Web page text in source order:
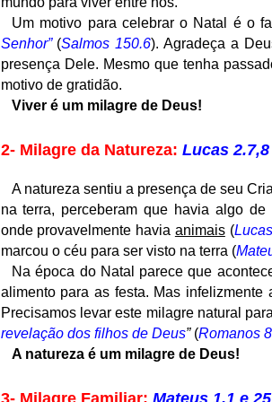
Um motivo para celebrar o Natal é o
Senhor”(Salmos 150.6). Agradeça a
presença Dele. Mesmo que tenha
motivo de gratidão.
Viver é um milagre de Deus!
2- Milagre da Natureza: Lucas
A natureza sentiu a presença de seu
na terra, perceberam que havia algo
onde provavelmente havia animais(
marcou o céu para ser visto na terra (
Na época do Natal parece que
alimento para as festa. Mas
Precisamos levar este milagre natural
revelação dos filhos de Deus” (Romanos
A natureza é um milagre de Deus!
3- Milagre Familiar: Mateus 1.1 e 25